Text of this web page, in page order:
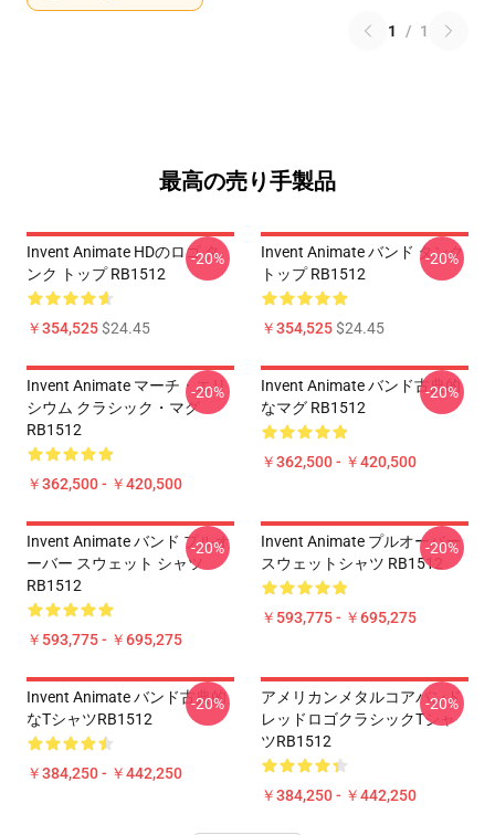
1 / 1
最高の売り手製品
Invent Animate HDのロゴ タ
ンク トップ RB1512
￥354,525$24.45
-20%
Invent Animate バンド タンク
トップ RB1512
￥354,525$24.45
-20%
Invent Animate マーチ・エリ
シウム クラシック・マグ
RB1512
￥362,500 - ￥420,500
-20%
Invent Animate バンド古典的
なマグ RB1512
￥362,500 - ￥420,500
-20%
Invent Animate バンド プルオ
ーバー スウェット シャツ
RB1512
￥593,775 - ￥695,275
-20%
Invent Animate プルオーバー
スウェットシャツ RB1512
￥593,775 - ￥695,275
-20%
Invent Animate バンド古典的
なTシャツRB1512
￥384,250 - ￥442,250
-20%
アメリカンメタルコアバンド
レッドロゴクラシックTシャ
ツRB1512
￥384,250 - ￥442,250
-20%